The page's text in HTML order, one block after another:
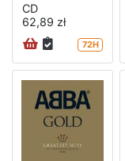
CD
62,89 zł
72H